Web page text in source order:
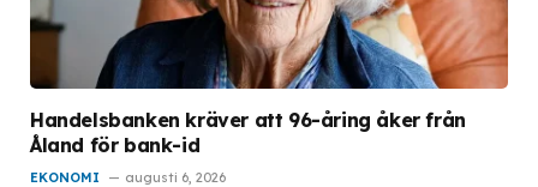
Handelsbanken kräver att 96-åring åker från
Åland för bank-id
EKONOMI augusti 6, 2026